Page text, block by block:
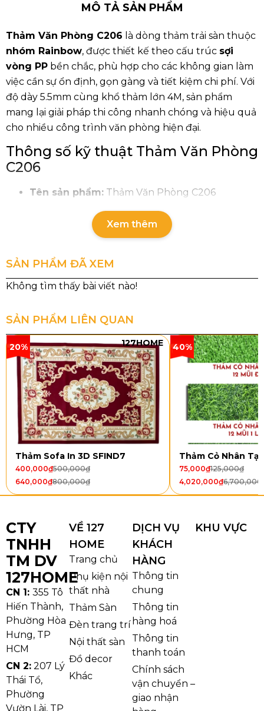
MÔ TẢ SẢN PHẨM
Thảm Văn Phòng C206 là dòng thảm trải sàn thuộc
nhóm Rainbow, được thiết kế theo cấu trúc sợi
vòng PP bền chắc, phù hợp cho các không gian làm
việc cần sự ổn định, gọn gàng và tiết kiệm chi phí. Với
độ dày 5.5mm cùng khổ thảm lớn 4M, sản phẩm
mang lại giải pháp thi công nhanh chóng và hiệu quả
cho nhiều công trình văn phòng hiện đại.
Thông số kỹ thuật Thảm Văn Phòng
C206
Tên sản phẩm: Thảm Văn Phòng C206
Rainbow
PP (Polypropylene)
Đế thảm:Cước
Cấu trúc sợi:Sợi vòng
Tổng độ dày:
Tổng trọng lượng:1900g/m²
Khổ thảm:4M
Thảm Văn Phòng C206
Ưu điểm nổi bật của Thảm Văn
Phòng C206
1. Cấu trúc sợi vòng chắc chắn, hạn
Xem thêm
SẢN PHẨM ĐÃ XEM
SẢN PHẨM LIÊN QUAN
20% 127HOME
Thảm Sofa In 3D SFIND7
500,000₫
400,000₫
800,000₫
640,000₫
40%
Thảm Cỏ Nhân
125,000₫
75,000₫
6,700,000
4,020,000₫
CTY
TNHH
TM DV
127HOME
CN 1: 355 Tô
Hiến Thành,
Phường Hòa
Hưng, TP
HCM
CN 2: 207 Lý
Thái Tổ,
Phường
Vườn Lài, TP
VỀ 127
HOME
Trang chủ
Phụ kiện nội
thất nhà
Thảm Sàn
Đèn trang trí
Nội thất sàn
Đồ decor
Khác
DỊCH VỤ
KHÁCH
HÀNG
Thông tin
chung
Thông tin
hàng hoá
Thông tin
thanh toán
Chính sách
vận chuyển –
giao nhận
KHU VỰC